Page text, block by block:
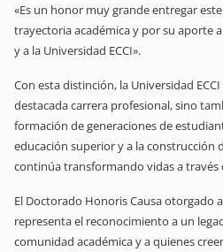
«Es un honor muy grande entregar
trayectoria académica y por su aporte a
y a la Universidad ECCI».
Con esta distinción, la Universidad
destacada carrera profesional, sino
formación de generaciones de
educación superior y a la construcción
continúa transformando vidas a través
El Doctorado Honoris Causa otorgado
representa el reconocimiento a un
comunidad académica y a quienes